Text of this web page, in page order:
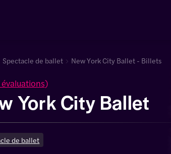
Spectacle de ballet New York City Ballet - Billets
)
York City Ballet
de ballet